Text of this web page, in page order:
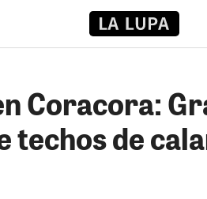
Coracora:
de